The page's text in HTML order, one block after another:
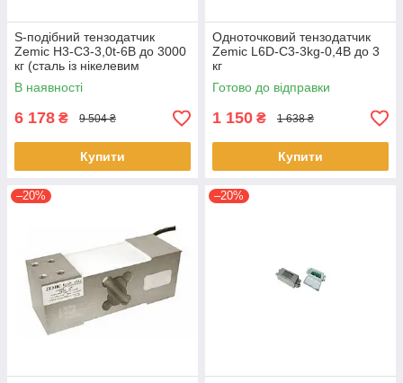
S-подібний тензодатчик
Zemic H3-C3-3,0t-6B до 3000
кг (сталь із нікелевим
покриттям)
В наявності
6 178 ₴ 9 504 ₴
Купити
Одноточковий тензодатчик
Zemic L6D-C3-3kg-0,4B до 3
кг
Готово до відправки
1 150 ₴ 1 638 ₴
Купити
–20% –20%